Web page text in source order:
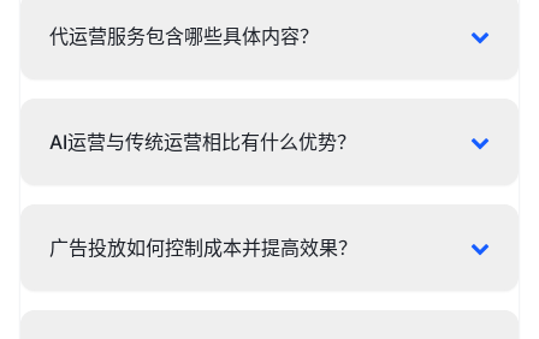
代运营服务包含哪些具体内容？
AI运营与传统运营相比有什么优势？
广告投放如何控制成本并提高效果？